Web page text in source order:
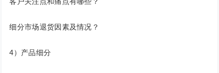
细分市场退货因素及情况？
4）产品细分